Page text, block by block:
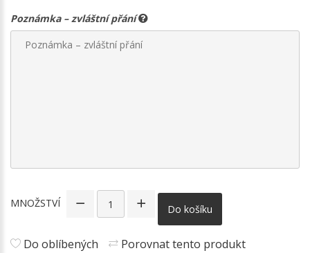
Poznámka – zvláštní přání
MNOŽSTVÍ Do košíku
Do oblíbených Porovnat tento produkt